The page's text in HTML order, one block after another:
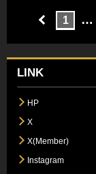
1 …
LINK
HP
X
X(Member)
Instagram